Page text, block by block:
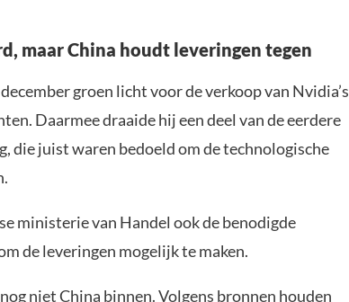
maar China houdt leveringen tegen
groen licht voor de verkoop van Nvidia’s
Daarmee draaide hij een deel van de eerdere
die juist waren bedoeld om de technologische
ministerie van Handel ook de benodigde
de leveringen mogelijk te maken.
niet China binnen. Volgens bronnen houden